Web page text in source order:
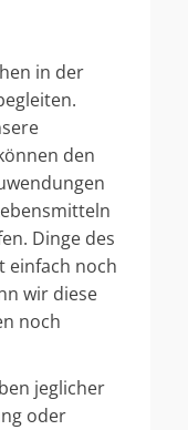
in der
den
Dinge des
einfach noch
wir diese
noch
jeglicher
oder